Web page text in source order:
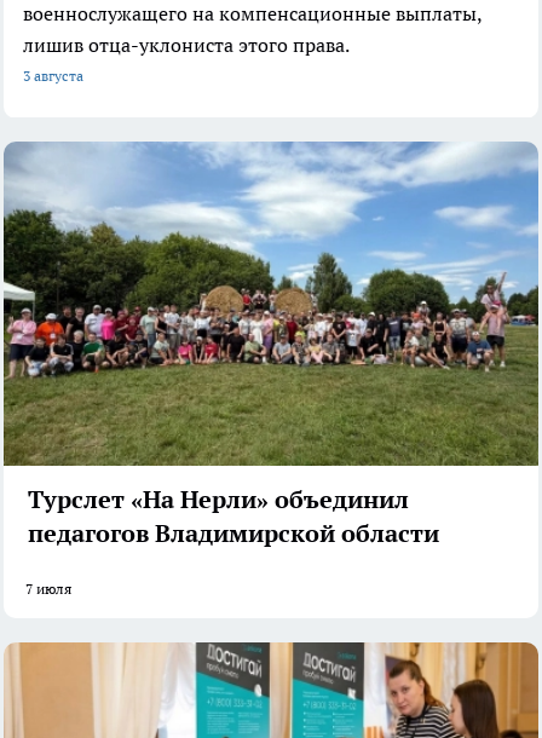
военнослужащего на компенсационные выплаты,
лишив отца-уклониста этого права.
3 августа
Турслет «На Нерли» объединил
педагогов Владимирской области
7 июля